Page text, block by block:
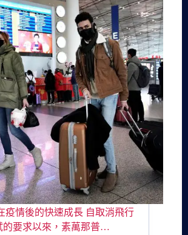
疫情後的快速成長 自取消飛行
的要求以來，素萬那普…